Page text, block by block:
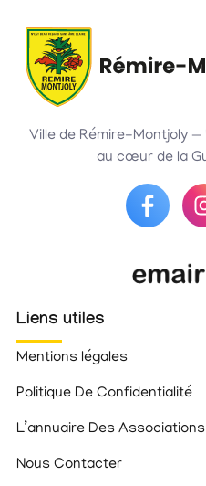
Ville de Rémire-Montjoly —
au cœur de la
Liens utiles
Mentions légales
Politique De Confidentialité
L’annuaire Des Associations
Nous Contacter